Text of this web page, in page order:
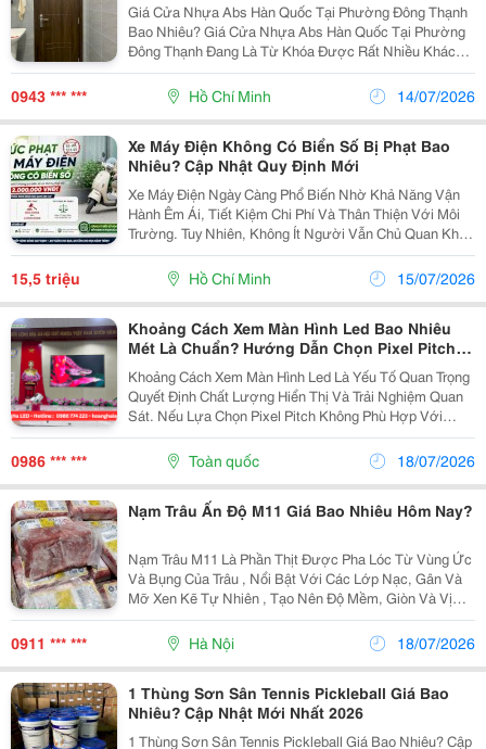
Giá Cửa Nhựa Abs Hàn Quốc Tại Phường Đông Thạnh
Bao Nhiêu? Giá Cửa Nhựa Abs Hàn Quốc Tại Phường
Đông Thạnh Đang Là Từ Khóa Được Rất Nhiều Khách
Hàng Tìm Kiếm Khi Có Nhu Cầu Xây Mới Hoặc Cải Tạo
Nhà Ở. Với Thiết Kế Sang Trọng, Khả Năng Chống
0943 *** *** Hồ Chí Minh 14/07/2026
Xe Máy Điện Không Có Biển Số Bị Phạt Bao
Nhiêu? Cập Nhật Quy Định Mới
Xe Máy Điện Ngày Càng Phổ Biến Nhờ Khả Năng Vận
Hành Êm Ái, Tiết Kiệm Chi Phí Và Thân Thiện Với Môi
Trường. Tuy Nhiên, Không Ít Người Vẫn Chủ Quan Khi
Sử Dụng Xe Mà Chưa Đăng Ký Biển Số, Dẫn Đến Nguy
Cơ Bị Xử Phạt Khi Tham Gia Giao Thông. Theo...
15,5 triệu Hồ Chí Minh 15/07/2026
Khoảng Cách Xem Màn Hình Led Bao Nhiêu
Mét Là Chuẩn? Hướng Dẫn Chọn Pixel Pitch
Chính Xác
Khoảng Cách Xem Màn Hình Led Là Yếu Tố Quan Trọng
Quyết Định Chất Lượng Hiển Thị Và Trải Nghiệm Quan
Sát. Nếu Lựa Chọn Pixel Pitch Không Phù Hợp Với
Khoảng Cách Thực Tế, Hình Ảnh Có Thể Bị Rỗ, Thiếu
Sắc Nét Hoặc Gây Lãng Phí Chi Phí Đầu Tư. Vì Vậy,...
0986 *** *** Toàn quốc 18/07/2026
Nạm Trâu Ấn Độ M11 Giá Bao Nhiêu Hôm Nay?
Nạm Trâu M11 Là Phần Thịt Được Pha Lóc Từ Vùng Ức
Và Bụng Của Trâu , Nổi Bật Với Các Lớp Nạc, Gân Và
Mỡ Xen Kẽ Tự Nhiên , Tạo Nên Độ Mềm, Giòn Và Vị
Ngọt Đậm Đà Sau Khi Chế Biến. Đây Là Một Trong
Những Phần Thịt Được Các Quán Phở, Nhà Hàng Và
Bếp Ăn...
0911 *** *** Hà Nội 18/07/2026
1 Thùng Sơn Sân Tennis Pickleball Giá Bao
Nhiêu? Cập Nhật Mới Nhất 2026
1 Thùng Sơn Sân Tennis Pickleball Giá Bao Nhiêu? Cập